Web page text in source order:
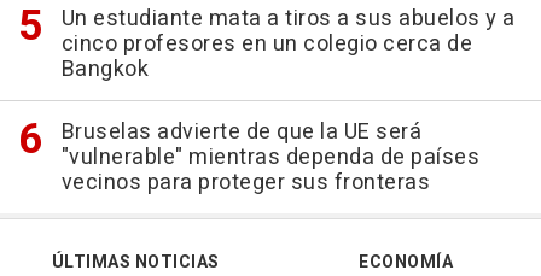
Un estudiante mata a tiros a sus abuelos y a
cinco profesores en un colegio cerca de
Bangkok
Bruselas advierte de que la UE será
"vulnerable" mientras dependa de países
vecinos para proteger sus fronteras
ÚLTIMAS NOTICIAS
ECONOMÍA